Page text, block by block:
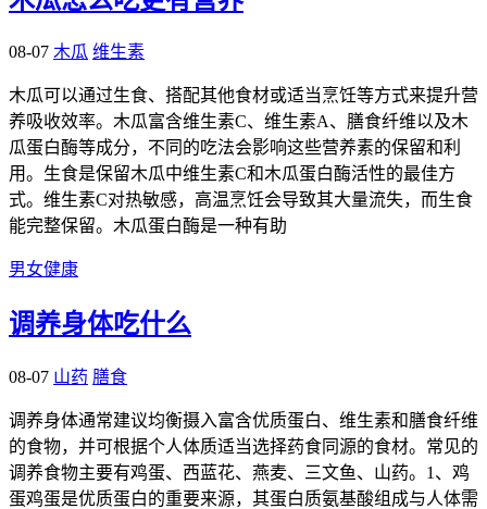
08-07 木瓜 维生素
木瓜可以通过生食、搭配其他食材或适当烹饪等方式来提升营
养吸收效率。木瓜富含维生素C、维生素A、膳食纤维以及木
瓜蛋白酶等成分，不同的吃法会影响这些营养素的保留和利
用。生食是保留木瓜中维生素C和木瓜蛋白酶活性的最佳方
式。维生素C对热敏感，高温烹饪会导致其大量流失，而生食
能完整保留。木瓜蛋白酶是一种有助
男女健康
调养身体吃什么
08-07 山药 膳食
调养身体通常建议均衡摄入富含优质蛋白、维生素和膳食纤维
的食物，并可根据个人体质适当选择药食同源的食材。常见的
调养食物主要有鸡蛋、西蓝花、燕麦、三文鱼、山药。1、鸡
蛋鸡蛋是优质蛋白的重要来源，其蛋白质氨基酸组成与人体需